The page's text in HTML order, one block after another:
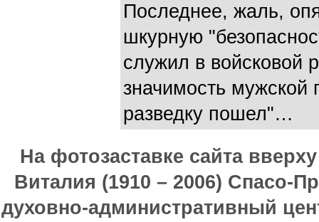
Последнее, жаль,
шкурную
служил в войсковой
значимость
разведку пошел"…
На фотозаставке сайта
Виталия (1910 – 2006) Спасо-
духовно-административный